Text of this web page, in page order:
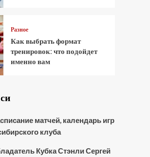
Разное
Как выбрать формат
тренировок: что подойдет
именно вам
матчей, календарь игр
клуба
Кубка Стэнли Сергей